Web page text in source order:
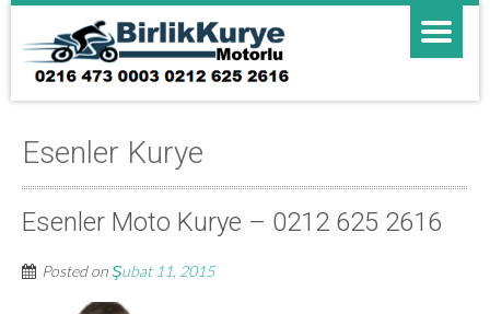
Esenler Kurye
Esenler Moto Kurye – 0212 625 2616
Posted onŞubat 11, 2015